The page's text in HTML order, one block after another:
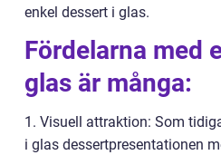
enkel dessert i glas.
Fördelarna med
glas är många:
1. Visuell attraktion: Som
i glas dessertpresentationen